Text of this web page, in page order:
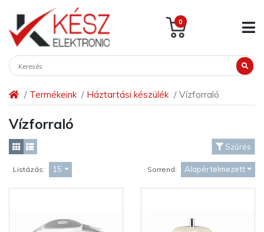
0
Termékeink Háztartási készülék Vízforraló
Vízforraló
Szűrés
Listázás: 15 Sorrend: Alapértelmezett